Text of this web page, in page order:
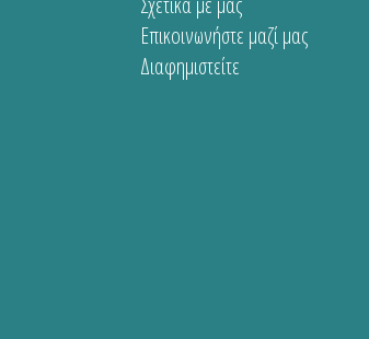
Επικοινωνήστε μαζί μας
Διαφημιστείτε